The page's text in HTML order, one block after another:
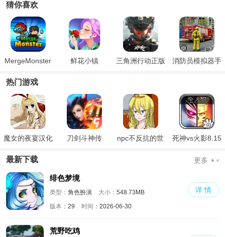
猜你喜欢
MergeMonster
官方版
鲜花小镇 三角洲行动正版
消防员模拟器手
热门游戏
魔女的夜宴汉化
刀剑斗神传
npc不反抗的世
死神vs火影8.15
最新下载 更多
绯色梦境
类型： 角色扮演 大小： 548.73MB
版本： 29 时间： 2026-06-30
详 情
荒野吃鸡